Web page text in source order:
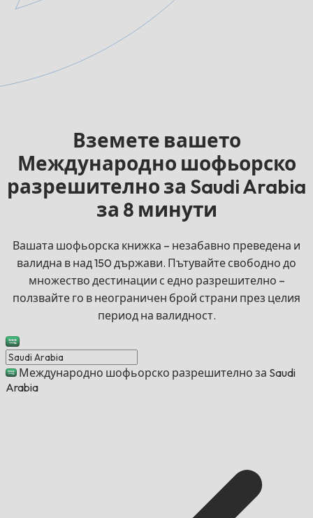
Вземете вашето
Международно шофьорско
разрешително за Saudi Arabia
за 8 минути
Вашата шофьорска книжка – незабавно преведена и
валидна в над 150 държави. Пътувайте свободно до
множество дестинации с едно разрешително –
ползвайте го в неограничен брой страни през целия
период на валидност.
Международно шофьорско разрешително за Saudi
Arabia